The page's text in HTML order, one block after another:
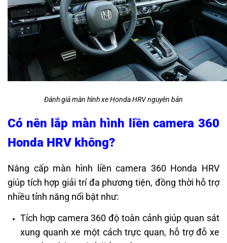
Đánh giá màn hình xe Honda HRV nguyên bản
Có nên lắp màn hình liền camera 360
Honda HRV không?
Nâng cấp màn hình liền camera 360 Honda HRV
giúp tích hợp giải trí đa phương tiện, đồng thời hỗ trợ
nhiều tính năng nổi bật như:
Tích hợp camera 360 độ toàn cảnh giúp quan sát
xung quanh xe một cách trực quan, hỗ trợ đỗ xe